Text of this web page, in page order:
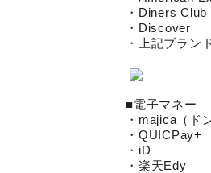
・Diners Club
・Discover
・上記ブラン
■電子マネー
・majica（ド
・QUICPay+
・iD
・楽天Edy